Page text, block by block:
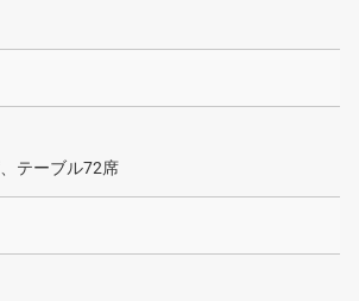
テーブル72席